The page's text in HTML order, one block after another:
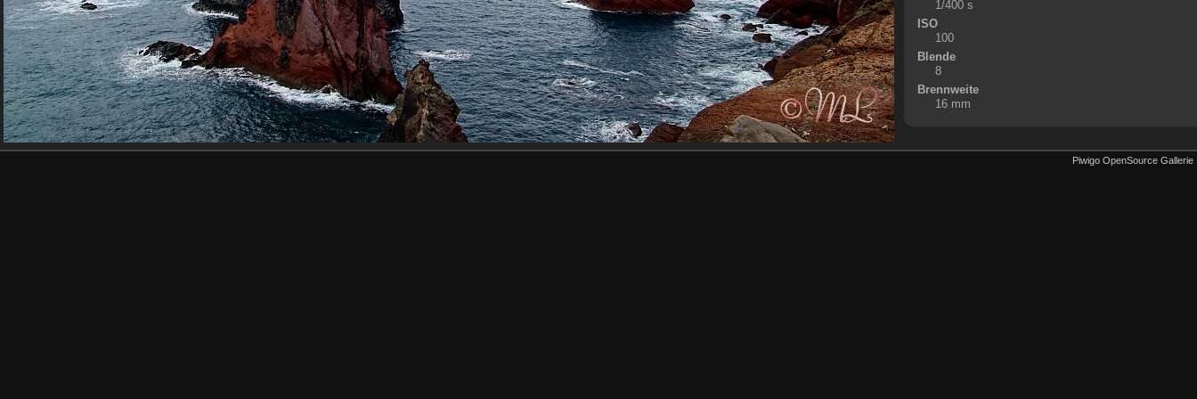
1/400 s
ISO
100
Blende
8
Brennweite
16 mm
Piwigo OpenSource Gallerie